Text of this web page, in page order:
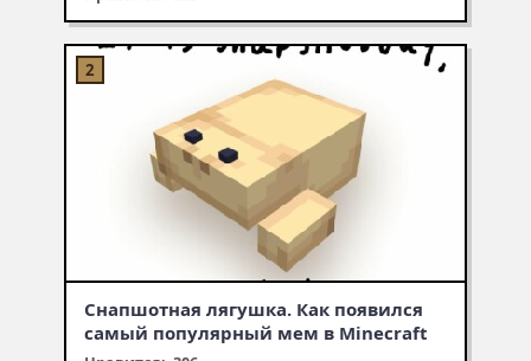
Снапшотная лягушка. Как появился
самый популярный мем в Minecraft